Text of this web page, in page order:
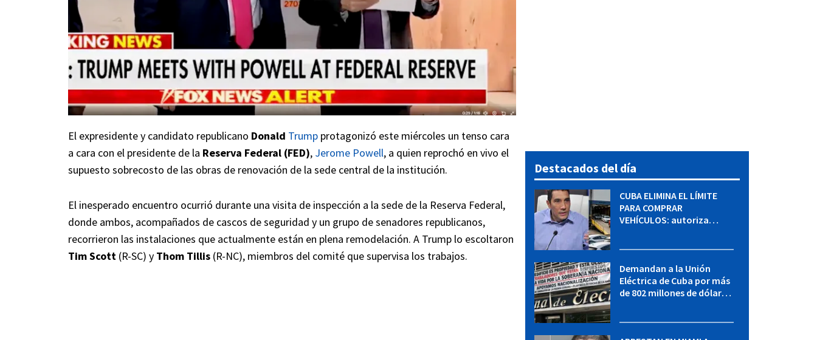
El expresidente y candidato republicano Donald Trump protagonizó este miércoles un tenso cara
a cara con el presidente de la Reserva Federal (FED), Jerome Powell, a quien reprochó en vivo el
supuesto sobrecosto de las obras de renovación de la sede central de la institución.
El inesperado encuentro ocurrió durante una visita de inspección a la sede de la Reserva Federal,
donde ambos, acompañados de cascos de seguridad y un grupo de senadores republicanos,
recorrieron las instalaciones que actualmente están en plena remodelación. A Trump lo escoltaron
Tim Scott (R-SC) y Thom Tillis (R-NC), miembros del comité que supervisa los trabajos.
Destacados del día
CUBA ELIMINA EL LÍMITE
PARA COMPRAR
VEHÍCULOS: autoriza
Demandan a la Unión
Eléctrica de Cuba por más
de 802 millones de dólares